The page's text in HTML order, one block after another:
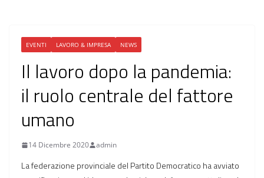
EVENTI LAVORO & IMPRESA NEWS
Il lavoro dopo la pandemia:
il ruolo centrale del fattore
umano
14 Dicembre 2020 admin
La federazione provinciale del Partito Democratico ha avviato